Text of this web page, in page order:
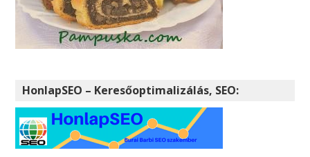
HonlapSEO – Keresőoptimalizálás, SEO: